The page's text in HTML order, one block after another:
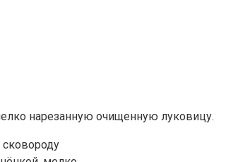
нарезанную очищенную луковицу.